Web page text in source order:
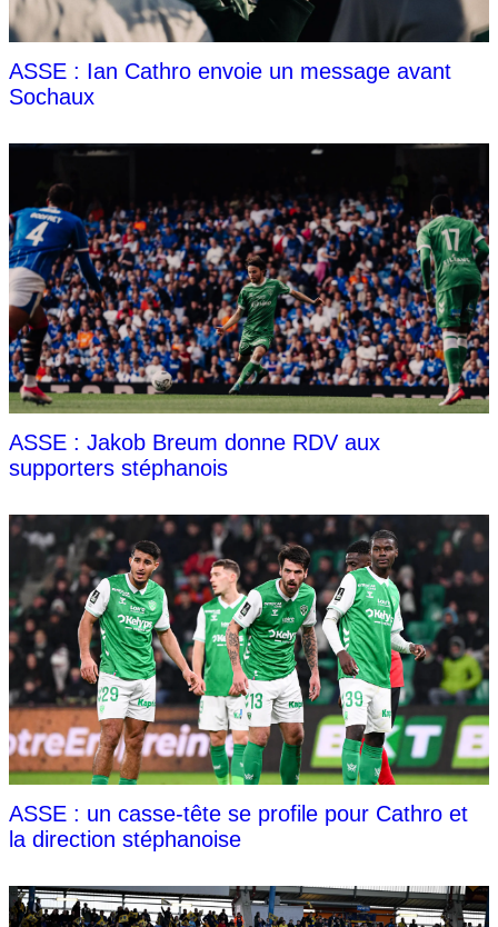
ASSE : Ian Cathro envoie un message avant
Sochaux
ASSE : Jakob Breum donne RDV aux
supporters stéphanois
ASSE : un casse-tête se profile pour Cathro et
la direction stéphanoise